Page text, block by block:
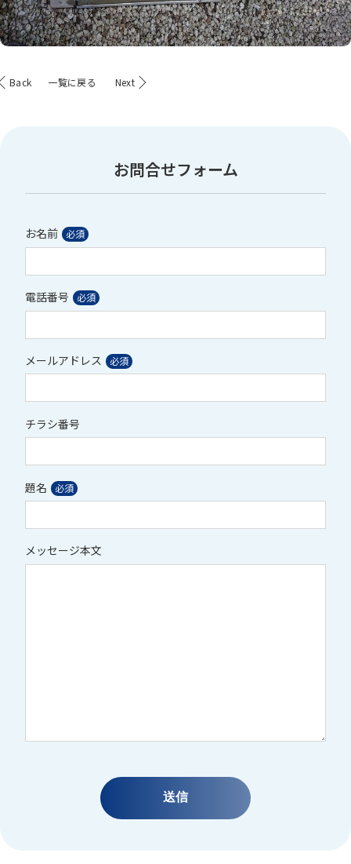
Back 一覧に戻る Next
お問合せフォーム
お名前
電話番号
メールアドレス
チラシ番号
題名
メッセージ本文